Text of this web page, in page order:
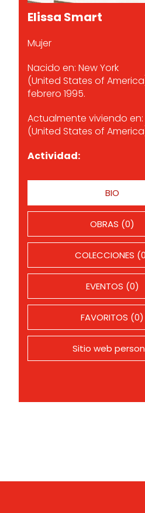
Elissa Smart
Mujer
Nacido en: New York
(United States of
febrero 1995.
Actualmente viviendo en:
(United States of
Actividad:
BIO
OBRAS (0)
COLECCIONES
EVENTOS (0)
FAVORITOS (0)
Sitio web